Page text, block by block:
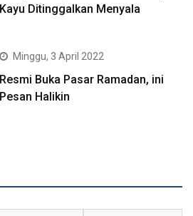
Kayu Ditinggalkan Menyala
Minggu, 3 April 2022
Resmi Buka Pasar Ramadan, ini
Pesan Halikin